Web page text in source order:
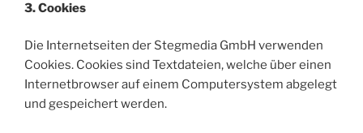
3. Cookies
Die Internetseiten der Stegmedia GmbH verwenden
Cookies. Cookies sind Textdateien, welche über einen
Internetbrowser auf einem Computersystem abgelegt
und gespeichert werden.